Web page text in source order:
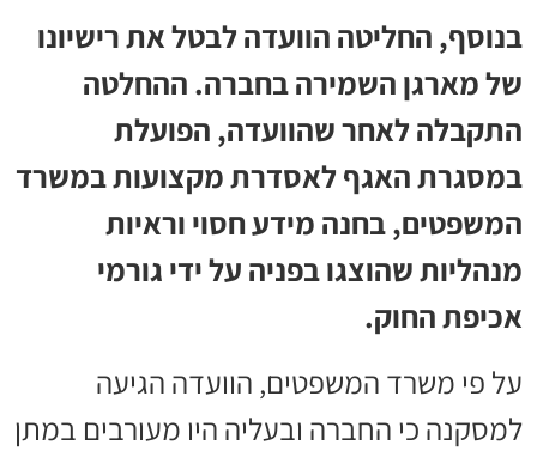
בנוסף, החליטה הוועדה לבטל את רישיונו
של מארגן השמירה בחברה. ההחלטה
התקבלה לאחר שהוועדה, הפועלת
במסגרת האגף לאסדרת מקצועות במשרד
המשפטים, בחנה מידע חסוי וראיות
מנהליות שהוצגו בפניה על ידי גורמי
אכיפת החוק.
על פי משרד המשפטים, הוועדה הגיעה
למסקנה כי החברה ובעליה היו מעורבים במתן